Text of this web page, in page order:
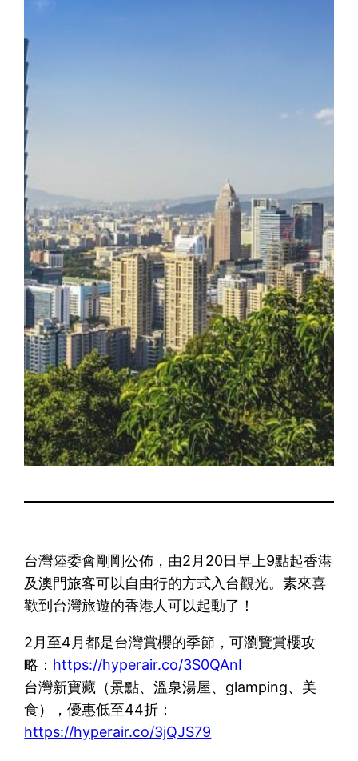
台灣陸委會剛剛公佈，由2月20日早上9點起香港
及澳門旅客可以自由行的方式入台觀光。素來喜
歡到台灣旅遊的香港人可以起動了！
2月至4月都是台灣賞櫻的季節，可瀏覽賞櫻攻
略： https://hyperair.co/3S0QAnI
台灣新寶藏（景點、溫泉湯屋、glamping、美
食），優惠低至44折：
https://hyperair.co/3jQJS79